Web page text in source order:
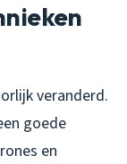
veranderd.
goede
en